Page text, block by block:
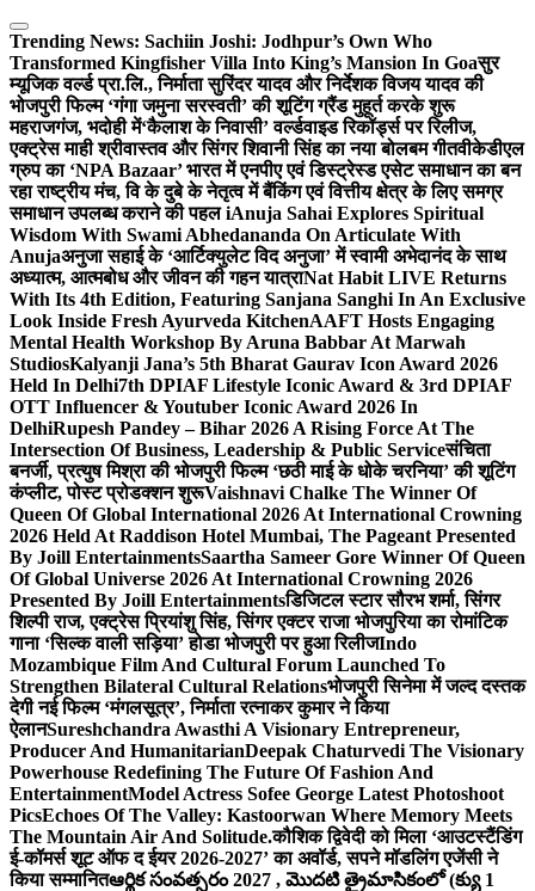
Skip
to
content
Trending News: Sachiin Joshi: Jodhpur’s Own Who
Transformed Kingfisher Villa Into King’s Mansion In Goaसुर
म्यूजिक वर्ल्ड प्रा.लि., निर्माता सुरिंदर यादव और निर्देशक विजय यादव की
भोजपुरी फिल्म ‘गंगा जमुना सरस्वती’ की शूटिंग ग्रैंड मुहूर्त करके शुरू
महराजगंज, भदोही में‘कैलाश के निवासी’ वर्ल्डवाइड रिकॉर्ड्स पर रिलीज,
एक्ट्रेस माही श्रीवास्तव और सिंगर शिवानी सिंह का नया बोलबम गीतवीकेडीएल
ग्रुप का ‘NPA Bazaar’ भारत में एनपीए एवं डिस्ट्रेस्ड एसेट समाधान का बन
रहा राष्ट्रीय मंच, वि के दुबे के नेतृत्व में बैंकिंग एवं वित्तीय क्षेत्र के लिए समग्र
समाधान उपलब्ध कराने की पहल iAnuja Sahai Explores Spiritual
Wisdom With Swami Abhedananda On Articulate With
Anujaअनुजा सहाई के ‘आर्टिक्युलेट विद अनुजा’ में स्वामी अभेदानंद के साथ
अध्यात्म, आत्मबोध और जीवन की गहन यात्राNat Habit LIVE Returns
With Its 4th Edition, Featuring Sanjana Sanghi In An Exclusive
Look Inside Fresh Ayurveda KitchenAAFT Hosts Engaging
Mental Health Workshop By Aruna Babbar At Marwah
StudiosKalyanji Jana’s 5th Bharat Gaurav Icon Award 2026
Held In Delhi7th DPIAF Lifestyle Iconic Award & 3rd DPIAF
OTT Influencer & Youtuber Iconic Award 2026 In
DelhiRupesh Pandey – Bihar 2026 A Rising Force At The
Intersection Of Business, Leadership & Public Serviceसंचिता
बनर्जी, प्रत्युष मिश्रा की भोजपुरी फिल्म ‘छठी माई के धोके चरनिया’ की शूटिंग
कंप्लीट, पोस्ट प्रोडक्शन शुरूVaishnavi Chalke The Winner Of
Queen Of Global International 2026 At International Crowning
2026 Held At Raddison Hotel Mumbai, The Pageant Presented
By Joill EntertainmentsSaartha Sameer Gore Winner Of Queen
Of Global Universe 2026 At International Crowning 2026
Presented By Joill Entertainmentsडिजिटल स्टार सौरभ शर्मा, सिंगर
शिल्पी राज, एक्ट्रेस प्रियांशु सिंह, सिंगर एक्टर राजा भोजपुरिया का रोमांटिक
गाना ‘सिल्क वाली सड़िया’ होडा भोजपुरी पर हुआ रिलीजIndo
Mozambique Film And Cultural Forum Launched To
Strengthen Bilateral Cultural Relationsभोजपुरी सिनेमा में जल्द दस्तक
देगी नई फिल्म ‘मंगलसूत्र’, निर्माता रत्नाकर कुमार ने किया
ऐलानSureshchandra Awasthi A Visionary Entrepreneur,
Producer And HumanitarianDeepak Chaturvedi The Visionary
Powerhouse Redefining The Future Of Fashion And
EntertainmentModel Actress Sofee George Latest Photoshoot
PicsEchoes Of The Valley: Kastoorwan Where Memory Meets
The Mountain Air And Solitude.कौशिक द्विवेदी को मिला ‘आउटस्टैंडिंग
ई-कॉमर्स शूट ऑफ द ईयर 2026-2027’ का अवॉर्ड, सपने मॉडलिंग एजेंसी ने
किया सम्मानितఆర్థిక సంవత్సరం 2027 , మొదటి త్రైమాసికంలో (క్యు 1